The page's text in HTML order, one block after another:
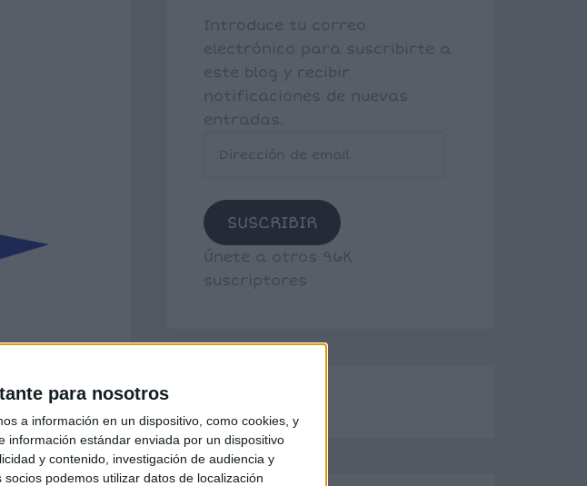
para nosotros
a información en un dispositivo, como cookies, y
información estándar enviada por un dispositivo
y contenido, investigación de audiencia y
podemos utilizar datos de localización
Introduce tu correo
electrónico para suscribirte a
este blog y recibir
notificaciones de nuevas
entradas.
SUSCRIBIR
Únete a otros 96K
suscriptores